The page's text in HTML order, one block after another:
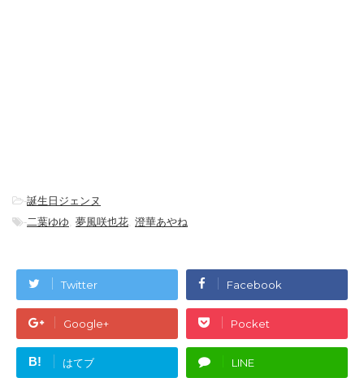
-誕生日ジェンヌ
-二葉ゆゆ, 夢風咲也花, 澄華あやね
Twitter Facebook
Google+ Pocket
B! はてブ LINE